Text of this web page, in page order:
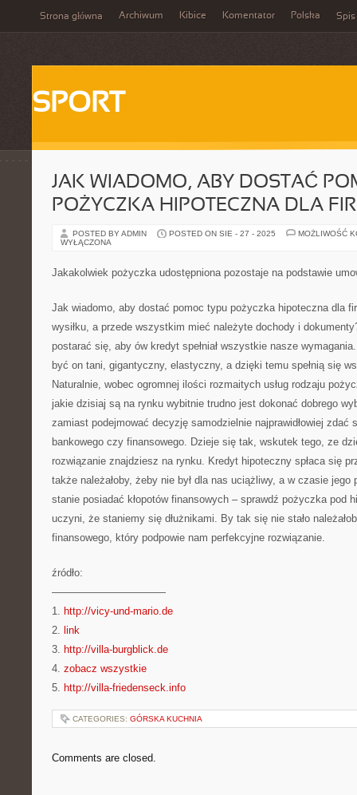
Strona główna Archiwum Kibice Komentator Polska Spis
SPORT
JAK WIADOMO, ABY DOSTAĆ
POŻYCZKA HIPOTECZNA DLA
POSTED BY ADMIN POSTED ON SIE - 27 - 2025
MOŻLIWOŚĆ
WYŁĄCZONA
Jakakolwiek pożyczka udostępniona pozostaje na podstawie
Jak wiadomo, aby dostać pomoc typu pożyczka hipoteczna dla
wysiłku, a przede wszystkim mieć należyte dochody i
postarać się, aby ów kredyt spełniał wszystkie nasze
być on tani, gigantyczny, elastyczny, a dzięki temu spełnią się
Naturalnie, wobec ogromnej ilości rozmaitych usług rodzaju
jakie dzisiaj są na rynku wybitnie trudno jest dokonać dobrego
zamiast podejmować decyzję samodzielnie najprawidłowiej zdać
bankowego czy finansowego. Dzieje się tak, wskutek tego, ze
rozwiązanie znajdziesz na rynku. Kredyt hipoteczny spłaca się
także należałoby, żeby nie był dla nas uciążliwy, a w czasie jego
stanie posiadać kłopotów finansowych – sprawdź pożyczka pod
uczyni, że staniemy się dłużnikami. By tak się nie stało
finansowego, który podpowie nam perfekcyjne rozwiązanie.
źródło:
———————————
1. http://vicy-und-mario.de
2. link
3. http://villa-burgblick.de
4. zobacz wszystkie
5. http://villa-friedenseck.info
CATEGORIES: GÓRSKA KUCHNIA
Comments are closed.